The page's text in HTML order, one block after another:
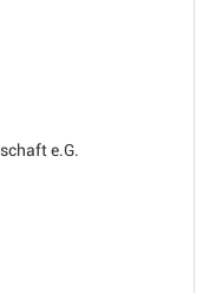
e.G.